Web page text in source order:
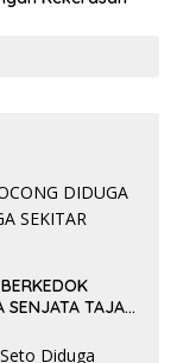
SENJATA TAJAM